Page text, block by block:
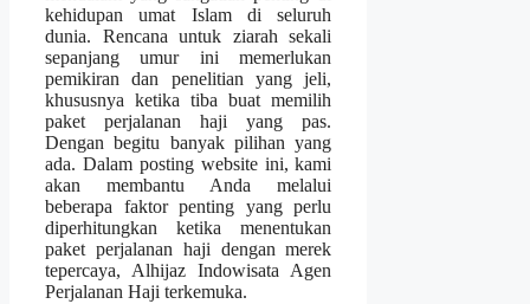
kehidupan umat Islam di seluruh
dunia. Rencana untuk ziarah sekali
sepanjang umur ini memerlukan
pemikiran dan penelitian yang jeli,
khususnya ketika tiba buat memilih
paket perjalanan haji yang pas.
Dengan begitu banyak pilihan yang
ada. Dalam posting website ini, kami
akan membantu Anda melalui
beberapa faktor penting yang perlu
diperhitungkan ketika menentukan
paket perjalanan haji dengan merek
tepercaya, Alhijaz Indowisata Agen
Perjalanan Haji terkemuka.